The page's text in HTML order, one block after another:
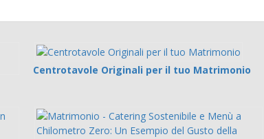
Centrotavole Originali per il tuo Matrimonio